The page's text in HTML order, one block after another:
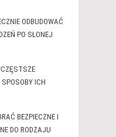
ODBUDOWAĆ
PO SŁONEJ
ICH
BEZPIECZNE I
DO RODZAJU